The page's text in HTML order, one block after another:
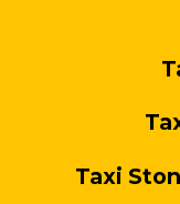
Taxi